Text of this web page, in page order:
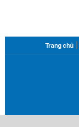
MENU
Trang chủ